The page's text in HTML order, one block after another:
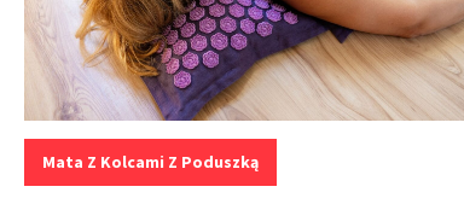
Kategorie:
Mata Z Kolcami Z Poduszką